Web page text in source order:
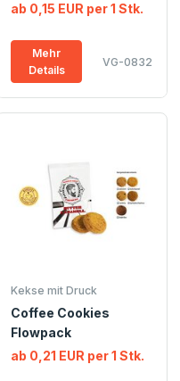
ab 0,15 EUR per 1 Stk.
Mehr
Details
VG-0832
Kekse mit Druck
Coffee Cookies
Flowpack
ab 0,21 EUR per 1 Stk.